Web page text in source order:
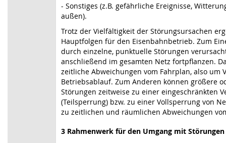
- Sonstiges (z.B. gefährliche Ereignisse,
außen).
Trotz der Vielfältigkeit der Störungsursachen
Hauptfolgen für den Eisenbahnbetrieb. Zum
durch einzelne, punktuelle Störungen
anschließend im gesamten Netz fortpflanzen.
zeitliche Abweichungen vom Fahrplan, also um
Betriebsablauf. Zum Anderen können größere
Störungen zeitweise zu einer eingeschränkten
(Teilsperrung) bzw. zu einer Vollsperrung von
zu zeitlichen und räumlichen Abweichungen
3 Rahmenwerk für den Umgang mit